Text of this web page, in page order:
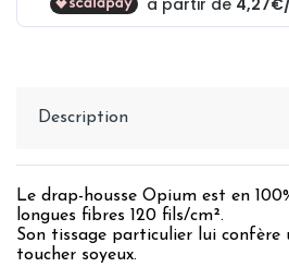
Description
Le drap-housse Opium est en
longues fibres 120 fils/cm².
Son tissage particulier lui
toucher soyeux.